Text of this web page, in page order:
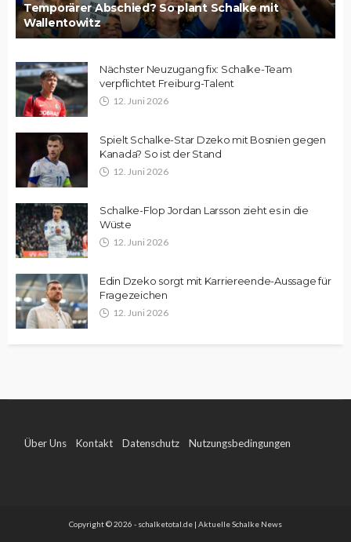
Temporärer Abschied? So plant Schalke mit
Wallentowitz
Nächster Neuzugang fix: Schalke-Team
verpflichtet Freiburg-Talent
12. Juni 2026
Spielt Schalke-Star Dzeko mit Bosnien gegen
Kanada? So ist der Stand
12. Juni 2026
Schalke-Flop Jordan Larsson zieht es in die
Wüste
12. Juni 2026
Edin Dzeko sorgt mit Karriereende-Aussage für
Fragezeichen
12. Juni 2026
Über Uns Kontakt Datenschutz Nutzungsbedingungen
Copyright © 2026 - schalketotal.de | Aktuelle Schalke News